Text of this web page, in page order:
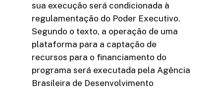
sua execução será condicionada à
regulamentação do Poder Executivo.
Segundo o texto, a operação de uma
plataforma para a captação de
recursos para o financiamento do
programa será executada pela Agência
Brasileira de Desenvolvimento